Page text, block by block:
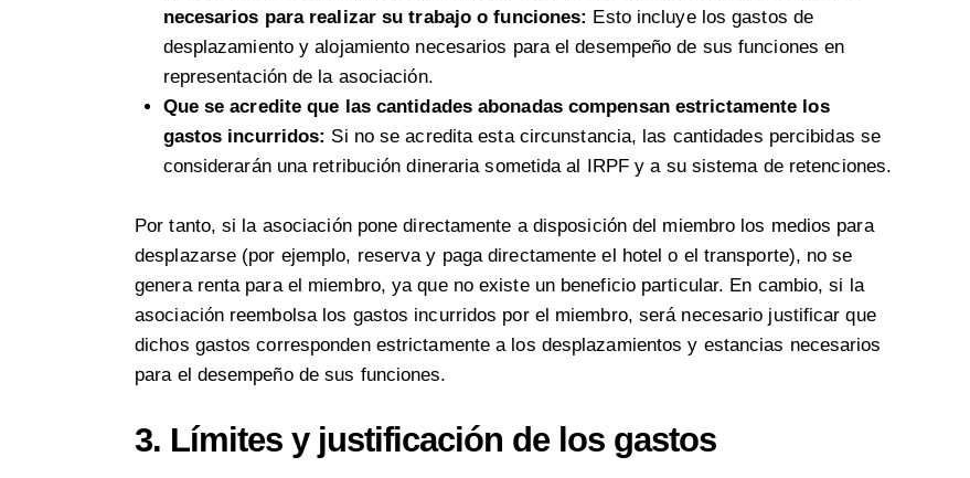
necesarios para realizar su trabajo o funciones: Esto incluye los gastos de
desplazamiento y alojamiento necesarios para el desempeño de sus funciones en
representación de la asociación.
Que se acredite que las cantidades abonadas compensan estrictamente los
gastos incurridos: Si no se acredita esta circunstancia, las cantidades percibidas se
considerarán una retribución dineraria sometida al IRPF y a su sistema de retenciones.
Por tanto, si la asociación pone directamente a disposición del miembro los medios para
desplazarse (por ejemplo, reserva y paga directamente el hotel o el transporte), no se
genera renta para el miembro, ya que no existe un beneficio particular. En cambio, si la
asociación reembolsa los gastos incurridos por el miembro, será necesario justificar que
dichos gastos corresponden estrictamente a los desplazamientos y estancias necesarios
para el desempeño de sus funciones.
3. Límites y justificación de los gastos